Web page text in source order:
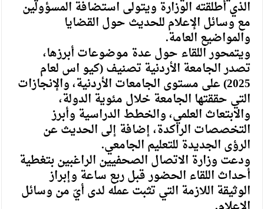
القاضي محمود أحمد فريحات.. مبارك ومزيدا من التوفيق
الذي أطلقته الوزارة ويتولى استضافة المسؤولين
مع وسائل الإعلام للحديث حول القضايا
والمواضيع العامة.
ويتمحور اللقاء حول عدة موضوعات أبرزها،
تصدر الجامعة الأردنية تصنيف (كيو اس لعام
2025) على مستوى الجامعات الأردنية، والإنجازات
التي حققتها الجامعة خلال مئوية الدولة،
والابتعاث العلمي، والخطط الدراسية وأبرز
التخصصات الراكدة، إضافة إلى الحديث عن
الرؤى الجديدة للتعليم الجامعي.
ودعت وزارة الاتصال الصحفيين الراغبين بتغطية
أحداث اللقاء الحضور قبل ربع ساعة وإبراز
الوثيقة اللازمة التي تثبت عمله لدى أيّ من وسائل